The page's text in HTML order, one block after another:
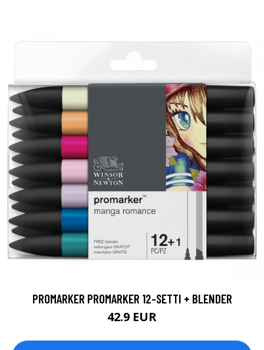
PROMARKER PROMARKER 12-SETTI + BLENDER
42.9 EUR